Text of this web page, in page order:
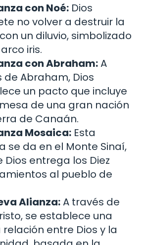
con Noé: Dios
no volver a destruir la
un diluvio, simbolizado
iris.
con Abraham:A
de Abraham, Dios
un pacto que incluye
de una gran nación
de Canaán.
Mosaica: Esta
se da en el Monte Sinaí,
Dios entrega los Diez
al pueblo de
Alianza:A través de
se establece una
relación entre Dios y la